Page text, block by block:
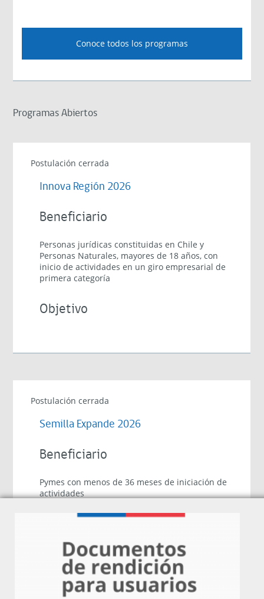
Conoce todos los programas
Programas Abiertos
Postulación cerrada
Innova Región 2026
Beneficiario
Personas jurídicas constituidas en Chile y
Personas Naturales, mayores de 18 años, con
inicio de actividades en un giro empresarial de
primera categoría
Objetivo
Postulación cerrada
Semilla Expande 2026
Beneficiario
Pymes con menos de 36 meses de iniciación de
actividades